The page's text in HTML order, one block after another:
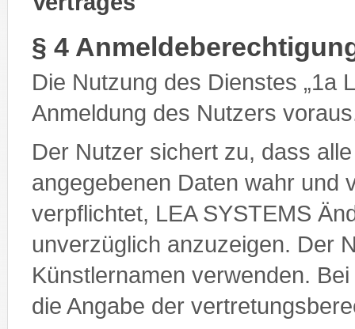
§ 4
Die Nutzung des Dienstes „1a
Anmeldung des Nutzers
Der Nutzer sichert zu, dass
angegebenen Daten wahr und
verpflichtet, LEA SYSTEMS
unverzüglich anzuzeigen. Der
Künstlernamen verwenden.
die Angabe der